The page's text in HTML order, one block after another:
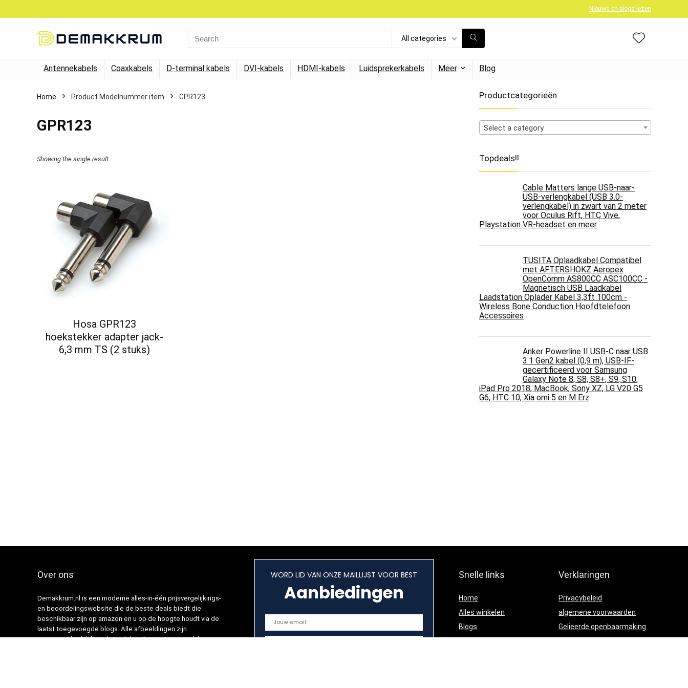
Nieuws en blogs lezen
Search
for:
All categories
Antennekabels Coaxkabels D-terminal kabels DVI-kabels HDMI-kabels Luidsprekerkabels Meer Blog
Home Product Modelnummer item ‎GPR123
‎GPR123
Showing the single result
Hosa GPR123
hoekstekker adapter jack-
6,3 mm TS (2 stuks)
Productcategorieën
Select a category
Topdeals!!
Cable Matters lange USB-naar-
USB-verlengkabel (USB 3.0-
verlengkabel) in zwart van 2 meter
voor Oculus Rift, HTC Vive,
Playstation VR-headset en meer
TUSITA Oplaadkabel Compatibel
met AFTERSHOKZ Aeropex
OpenComm AS800CC ASC100CC -
Magnetisch USB Laadkabel
Laadstation Oplader Kabel 3,3ft 100cm -
Wireless Bone Conduction Hoofdtelefoon
Accessoires
Anker Powerline II USB-C naar USB
3.1 Gen2 kabel (0,9 m), USB-IF-
gecertificeerd voor Samsung
Galaxy Note 8, S8, S8+, S9, S10,
iPad Pro 2018, MacBook, Sony XZ, LG V20 G5
G6, HTC 10, Xia omi 5 en M Erz
Over ons
Demakkrum.nl is een moderne alles-in-één prijsvergelijkings-
en beoordelingswebsite die de beste deals biedt die
beschikbaar zijn op amazon en u op de hoogte houdt via de
laatst toegevoegde blogs. Alle afbeeldingen zijn
auteursrechtelijk beschermd door hun respectievelijke
WORD LID VAN ONZE MAILLIJST VOOR BEST
Aanbiedingen
Snelle links
Home
Alles winkelen
Blogs
Verklaringen
Privacybeleid
algemene voorwaarden
Gelieerde openbaarmaking